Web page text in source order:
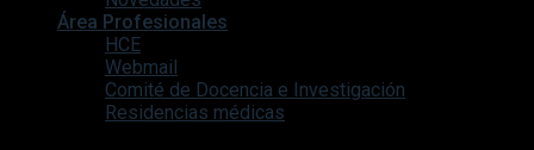
Área Profesionales
HCE
Webmail
Comité de Docencia e Investigación
Residencias médicas